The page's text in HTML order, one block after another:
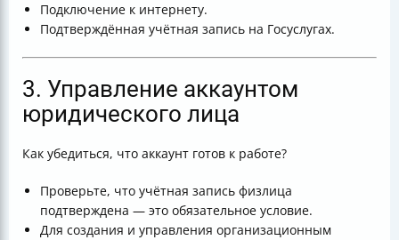
Подключение к интернету.
Подтверждённая учётная запись на Госуслугах.
3. Управление аккаунтом
юридического лица
Как убедиться, что аккаунт готов к работе?
Проверьте, что учётная запись физлица
подтверждена — это обязательное условие.
Для создания и управления организационным